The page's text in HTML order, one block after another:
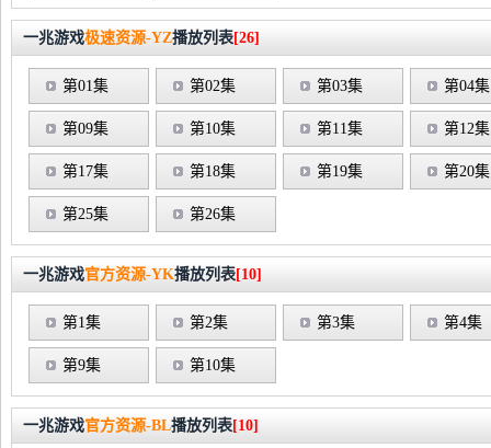
一兆游戏极速资源-YZ播放列表[26]
第01集 第02集 第03集 第04集
第09集 第10集 第11集 第12集
第17集 第18集 第19集 第20集
第25集 第26集
一兆游戏官方资源-YK播放列表[10]
第1集 第2集 第3集 第4集
第9集 第10集
一兆游戏官方资源-BL播放列表[10]